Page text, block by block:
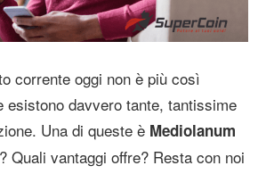
corrente oggi non è più così
esistono davvero tante, tantissime
Una di queste è Mediolanum
Quali vantaggi offre? Resta con noi